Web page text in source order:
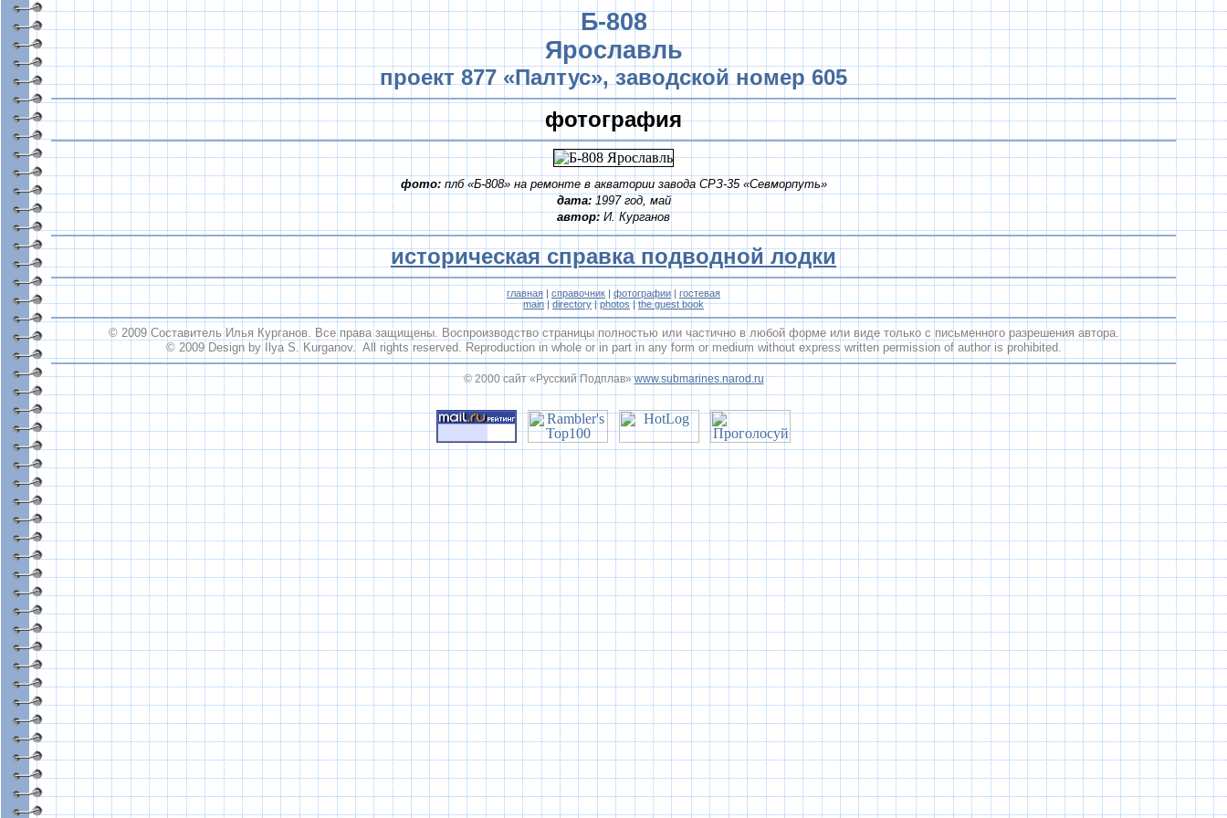
Б-808
Ярославль
проект 877 «Палтус», заводской номер 605
фотография
фото:плб «Б-808» на ремонте в акватории завода СРЗ-35 «Севморпуть»
дата:1997 год, май
автор:И. Курганов
историческая справка подводной лодки
главная | справочник | фотографии| гостевая
main|directory|photos|the guest book
© 2009 Составитель Илья Курганов. Все права защищены. Воспроизводство страницы полностью или частично в любой форме или виде только с письменного разрешения автора.
© 2009 Design by Ilya S. Kurganov. All rights reserved. Reproduction in whole or in part in any form or medium without express written permission of author is prohibited.
© 2000 сайт «Русский Подплав»www.submarines.narod.ru